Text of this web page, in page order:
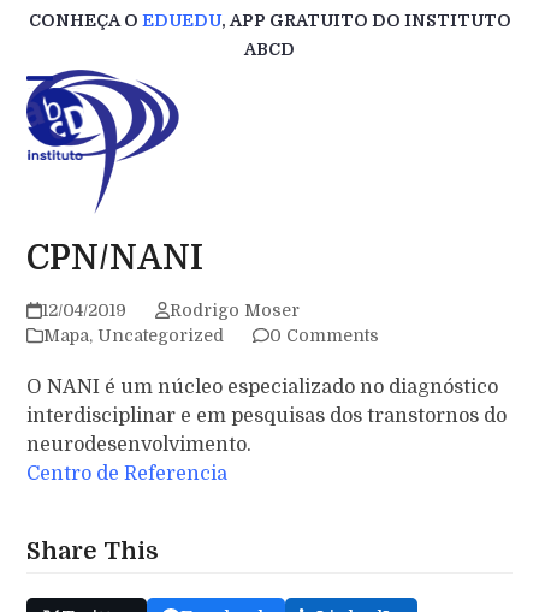
Skip
content
CONHEÇA O EDUEDU, APP GRATUITO DO INSTITUTO
ABCD
CPN/NANI
12/04/2019
Rodrigo Moser
Mapa, Uncategorized 0 Comments
O NANI é um núcleo especializado no diagnóstico
interdisciplinar e em pesquisas dos transtornos do
neurodesenvolvimento.
Centro de Referencia
Share This